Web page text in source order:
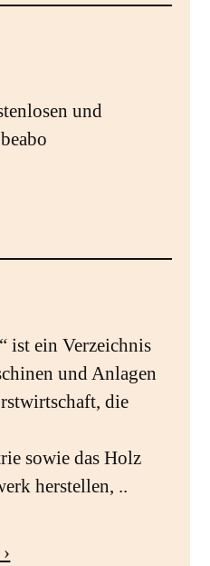
und
ist ein Verzeichnis
und Anlagen
die
sowie das Holz
herstellen, ..